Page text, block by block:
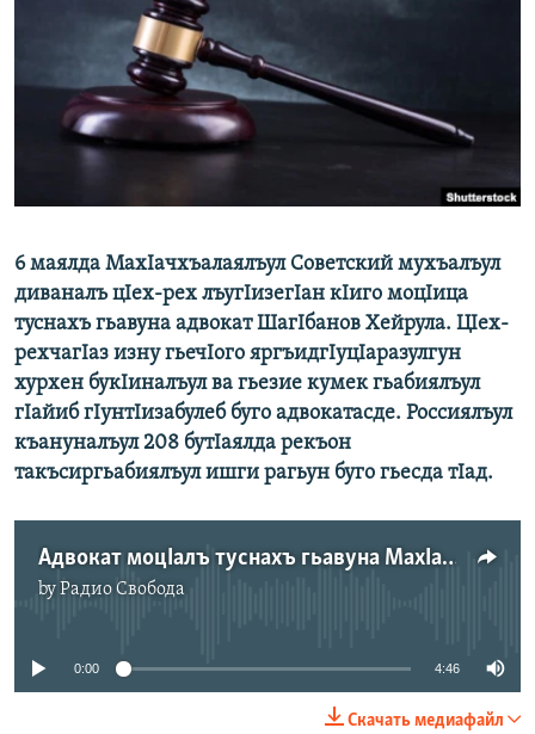
РАСПИСАНИЕ ВЕЩАНИЯ
ПОДПИШИТЕСЬ НА РАССЫЛКУ
СОЦИАЛЬНЫЕ СЕТИ
Все сайты РСЕ/РС
6 маялда МахIачхъалаялъул Советский мухъалъул
диваналъ цIех-рех лъугIизегIан кIиго моцIица
туснахъ гьавуна адвокат ШагIбанов Хейрула. ЦIех-
рехчагIаз изну гьечIого яргъидгIуцIаразулгун
хурхен букIиналъул ва гьезие кумек гьабиялъул
гIайиб гIунтIизабулеб буго адвокатасде. Россиялъул
къануналъул 208 бутIаялда рекъон
такъсиргьабиялъул ишги рагьун буго гьесда тIад.
Адвокат моцIалъ туснахъ гьавуна МахIачхъалаялда
byРадио Свобода
No media source currently available
0:00 4:46
Скачать медиафайл